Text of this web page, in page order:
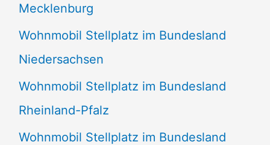
Mecklenburg
Wohnmobil Stellplatz im Bundesland
Niedersachsen
Wohnmobil Stellplatz im Bundesland
Rheinland-Pfalz
Wohnmobil Stellplatz im Bundesland